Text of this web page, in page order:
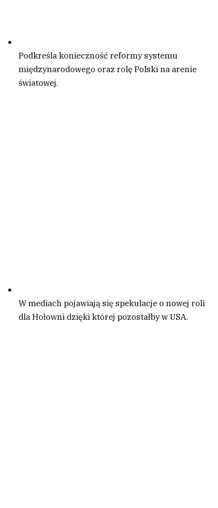
Podkreśla konieczność reformy systemu
międzynarodowego oraz rolę Polski na arenie
światowej.
W mediach pojawiają się spekulacje o nowej roli
dla Hołowni dzięki której pozostałby w USA.